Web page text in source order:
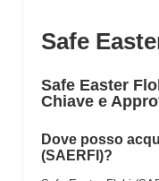
Safe
Safe Easter
Chiave e
Dove posso
(SAERFI)?